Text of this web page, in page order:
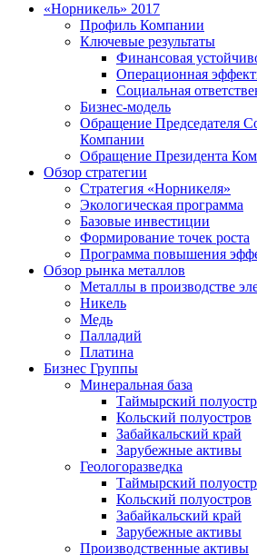
«Норникель» 2017
Профиль Компании
Ключевые результаты
Финансовая
Операционная
Социальная
Бизнес-модель
Обращение Председателя
Компании
Обращение Президента
Обзор стратегии
Стратегия «Норникеля»
Экологическая программа
Базовые инвестиции
Формирование точек роста
Программа повышения
Обзор рынка металлов
Металлы в производстве
Никель
Медь
Палладий
Платина
Бизнес Группы
Минеральная база
Таймырский
Кольский полуостров
Забайкальский край
Зарубежные активы
Геологоразведка
Таймырский
Кольский полуостров
Забайкальский край
Зарубежные активы
Производственные активы